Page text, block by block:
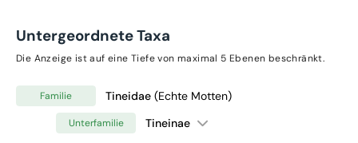
Untergeordnete Taxa
Die Anzeige ist auf eine Tiefe von maximal 5 Ebenen beschränkt.
Familie Tineidae (Echte Motten)
Unterfamilie Tineinae